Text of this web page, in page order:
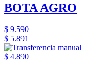
BOTA AGRO
$ 9.590
$ 5.891
$ 4.890